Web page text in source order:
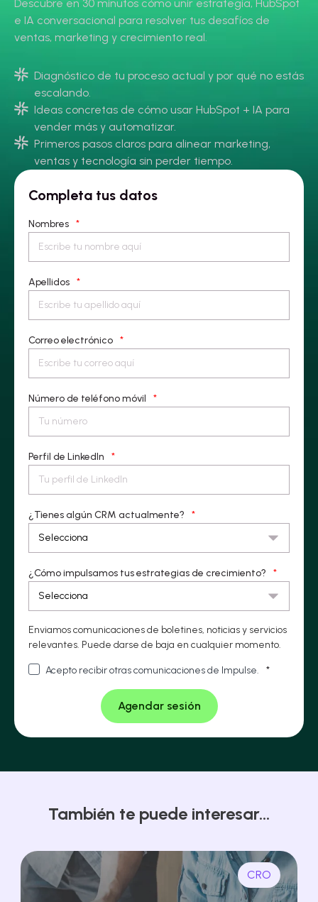
Descubre en 30 minutos cómo unir estrategia, HubSpot
e IA conversacional para resolver tus desafíos de
ventas, marketing y crecimiento real.
Diagnóstico de tu proceso actual y por qué no estás
escalando.
Ideas concretas de cómo usar HubSpot + IA para
vender más y automatizar.
Primeros pasos claros para alinear marketing,
ventas y tecnología sin perder tiempo.
Completa tus datos
Nombres *
Apellidos *
Correo electrónico *
Número de teléfono móvil *
Perfil de LinkedIn *
¿Tienes algún CRM actualmente? *
¿Cómo impulsamos tus estrategias de crecimiento? *
Enviamos comunicaciones de boletines, noticias y servicios
relevantes. Puede darse de baja en cualquier momento.
Acepto recibir otras comunicaciones de Impulse. *
También te puede interesar...
CRO